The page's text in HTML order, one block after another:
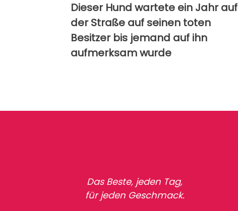
Dieser Hund wartete ein Jahr auf
der Straße auf seinen toten
Besitzer bis jemand auf ihn
aufmerksam wurde
Das Beste, jeden Tag,
für jeden Geschmack.